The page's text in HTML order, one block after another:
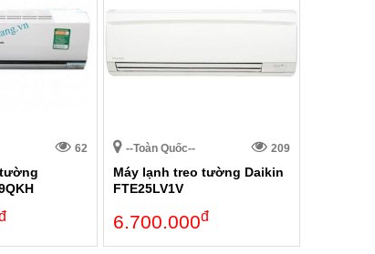
62 --Toàn Quốc-- 209
Máy lạnh treo tường Daikin
FTE25LV1V
6.700.000đ